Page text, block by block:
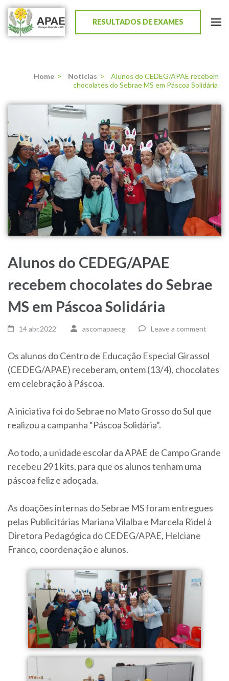
APAE de Campo Grande
RESULTADOS DE EXAMES
Home > Notícias >
Alunos do CEDEG/APAE recebem
chocolates do Sebrae MS em Páscoa Solidária
Alunos do CEDEG/APAE
recebem chocolates do Sebrae
MS em Páscoa Solidária
14 abr,2022 ascomapaecg Leave a comment
Os alunos do Centro de Educação Especial Girassol
(CEDEG/APAE) receberam, ontem (13/4), chocolates
em celebração à Páscoa.
A iniciativa foi do Sebrae no Mato Grosso do Sul que
realizou a campanha “Páscoa Solidária”.
Ao todo, a unidade escolar da APAE de Campo Grande
recebeu 291 kits, para que os alunos tenham uma
páscoa feliz e adoçada.
As doações internas do Sebrae MS foram entregues
pelas Publicitárias Mariana Vilalba e Marcela Ridel à
Diretora Pedagógica do CEDEG/APAE, Helciane
Franco, coordenação e alunos.